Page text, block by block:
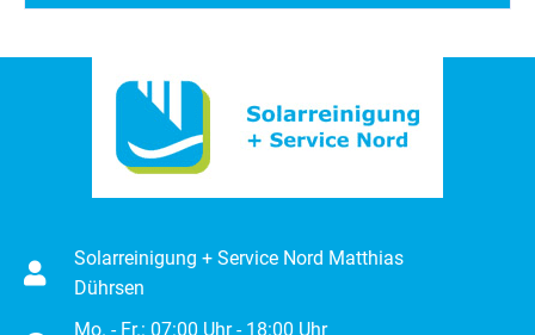
Solarreinigung + Service Nord Matthias
Dührsen
Mo. - Fr.: 07:00 Uhr - 18:00 Uhr